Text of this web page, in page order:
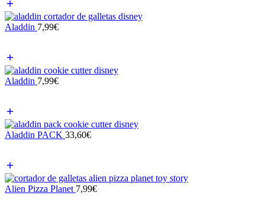
Aladdin 7,99€
Aladdin 7,99€
Aladdin PACK 33,60€
Alien Pizza Planet 7,99€